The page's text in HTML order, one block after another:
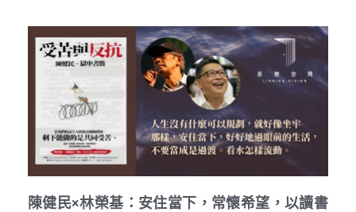
陳健民×林榮基：安住當下，常懷希望，以讀書